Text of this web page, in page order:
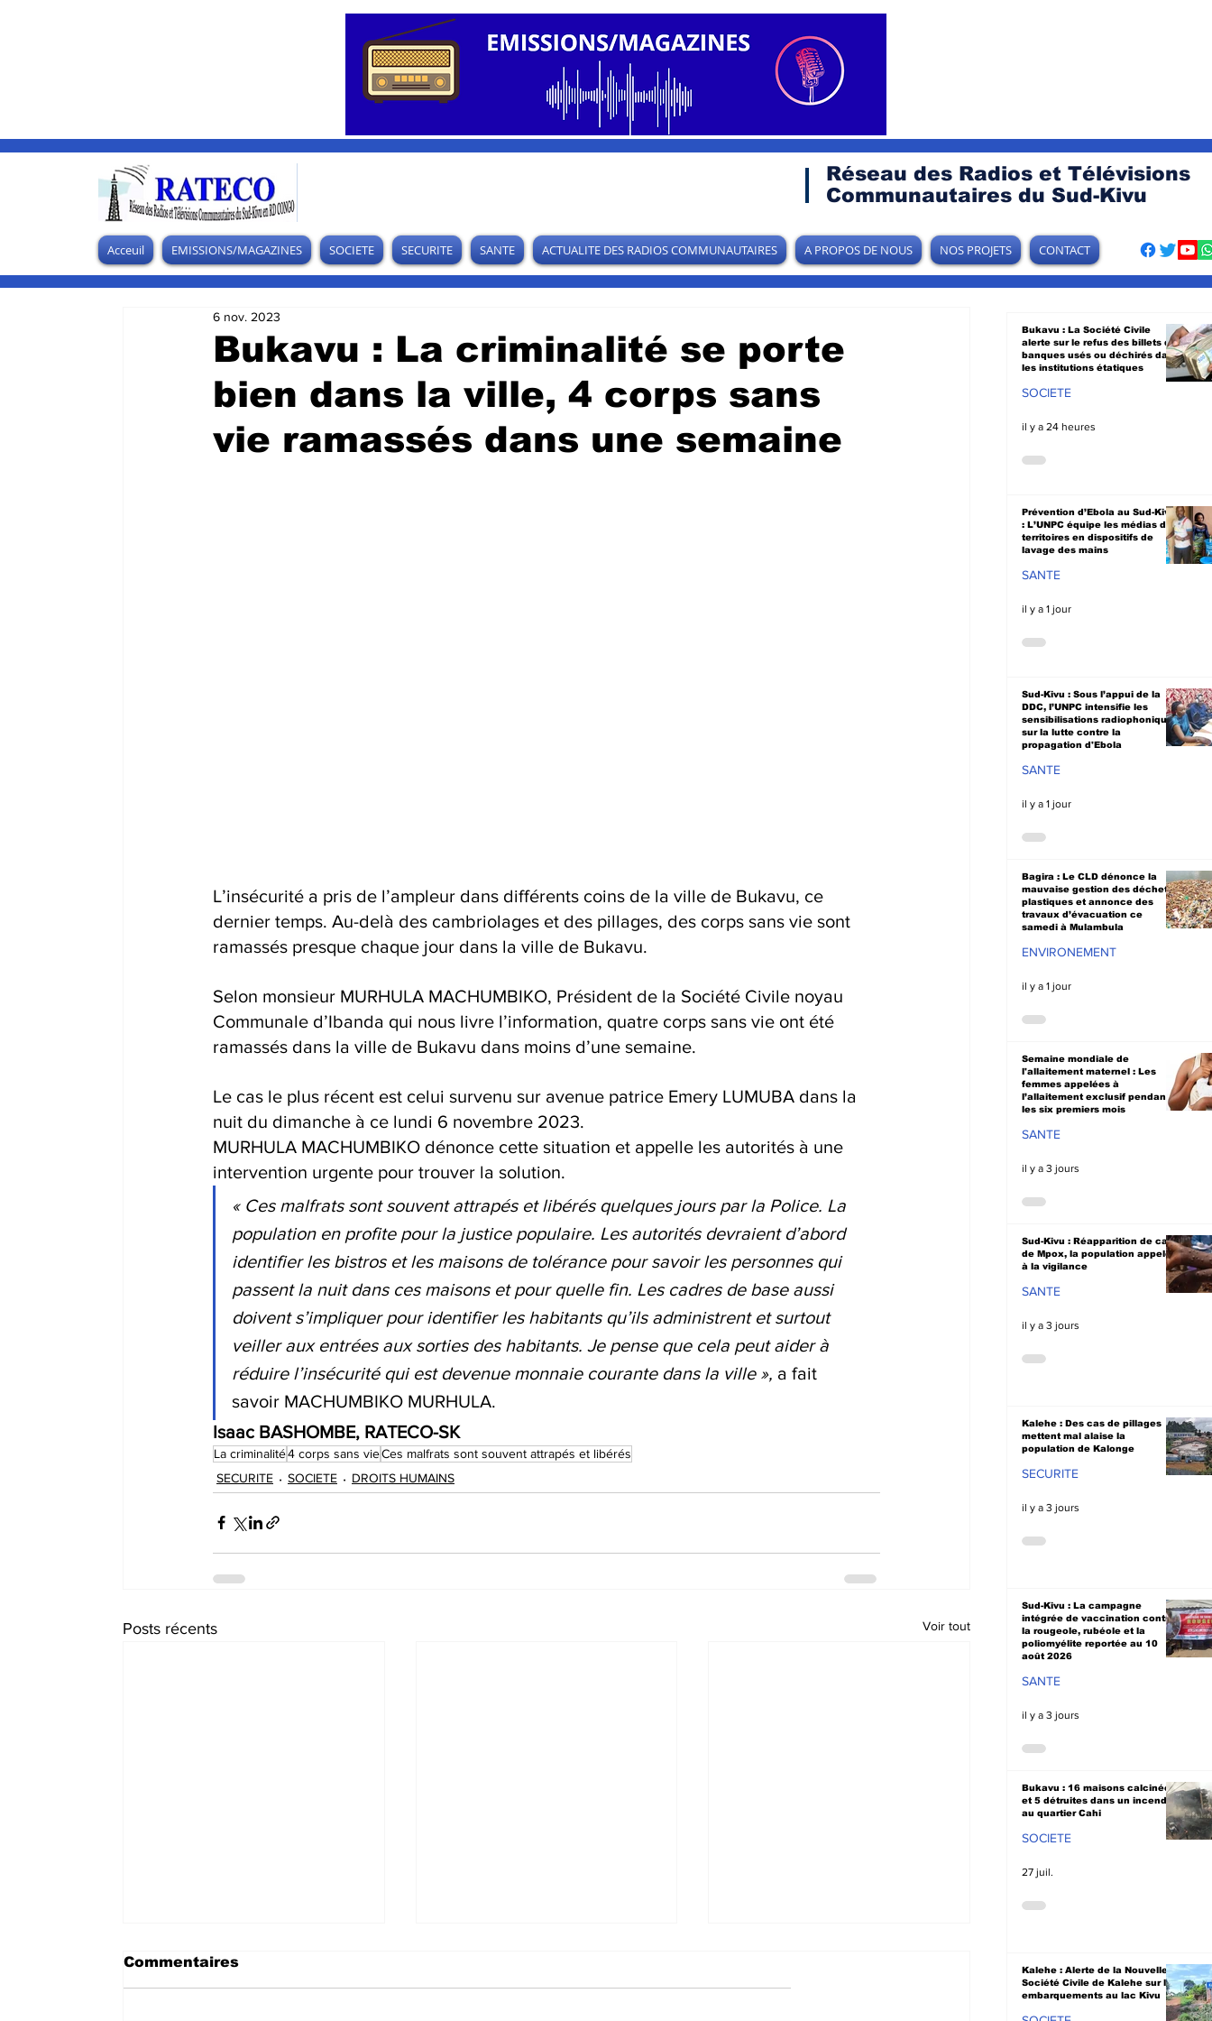
Réseau des Radios et Télévisions
Communautaires du Sud-Kivu
Acceuil EMISSIONS/MAGAZINES SOCIETE SECURITE SANTE ACTUALITE DES RADIOS COMMUNAUTAIRES A PROPOS DE NOUS NOS PROJETS CONTACT
Bukavu : La criminalité se porte
bien dans la ville, 4 corps sans
vie ramassés dans une semaine
6 nov. 2023
L’insécurité a pris de l’ampleur dans différents coins de la ville de Bukavu, ce
dernier temps. Au-delà des cambriolages et des pillages, des corps sans vie sont
ramassés presque chaque jour dans la ville de Bukavu.
Selon monsieur MURHULA MACHUMBIKO, Président de la Société Civile noyau
Communale d’Ibanda qui nous livre l’information, quatre corps sans vie ont été
ramassés dans la ville de Bukavu dans moins d’une semaine.
Le cas le plus récent est celui survenu sur avenue patrice Emery LUMUBA dans la
nuit du dimanche à ce lundi 6 novembre 2023.
MURHULA MACHUMBIKO dénonce cette situation et appelle les autorités à une
intervention urgente pour trouver la solution.
« Ces malfrats sont souvent attrapés et libérés quelques jours par la Police. La
population en profite pour la justice populaire. Les autorités devraient d’abord
identifier les bistros et les maisons de tolérance pour savoir les personnes qui
passent la nuit dans ces maisons et pour quelle fin. Les cadres de base aussi
doivent s’impliquer pour identifier les habitants qu’ils administrent et surtout
veiller aux entrées aux sorties des habitants. Je pense que cela peut aider à
réduire l’insécurité qui est devenue monnaie courante dans la ville », a fait
savoir MACHUMBIKO MURHULA.
Isaac BASHOMBE, RATECO-SK
La criminalité4 corps sans vieCes malfrats sont souvent attrapés et libérés
SECURITE
SOCIETE DROITS HUMAINS
Posts récents Voir tout
Commentaires
Bukavu : La Société Civile
alerte sur le refus des billets de
banques usés ou déchirés dans
les institutions étatiques
SOCIETE
il y a 24 heures
Prévention d’Ebola au Sud-Kivu
: L’UNPC équipe les médias de
territoires en dispositifs de
lavage des mains
SANTE
il y a 1 jour
Sud-Kivu : Sous l’appui de la
DDC, l’UNPC intensifie les
sensibilisations radiophoniques
sur la lutte contre la
propagation d'Ebola
SANTE
il y a 1 jour
Bagira : Le CLD dénonce la
mauvaise gestion des déchets
plastiques et annonce des
travaux d’évacuation ce
samedi à Mulambula
ENVIRONEMENT
il y a 1 jour
Semaine mondiale de
l'allaitement maternel : Les
femmes appelées à
l’allaitement exclusif pendant
les six premiers mois
SANTE
il y a 3 jours
Sud-Kivu : Réapparition de cas
de Mpox, la population appelée
à la vigilance
SANTE
il y a 3 jours
Kalehe : Des cas de pillages
mettent mal alaise la
population de Kalonge
SECURITE
il y a 3 jours
Sud-Kivu : La campagne
intégrée de vaccination contre
la rougeole, rubéole et la
poliomyélite reportée au 10
août 2026
SANTE
il y a 3 jours
Bukavu : 16 maisons calcinées
et 5 détruites dans un incendie
au quartier Cahi
SOCIETE
27 juil.
Kalehe : Alerte de la Nouvelle
Société Civile de Kalehe sur les
embarquements au lac Kivu